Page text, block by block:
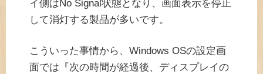
イ側はNo Signal状態となり、画面表示を停止
して消灯する製品が多いです。
こういった事情から、Windows OSの設定画
面では『次の時間が経過後、ディスプレイの